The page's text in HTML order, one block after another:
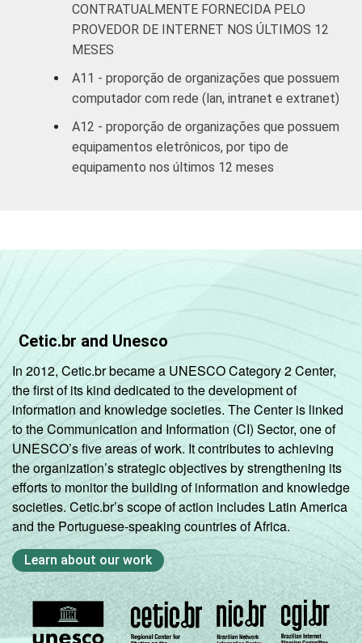
CONTRATUALMENTE FORNECIDA PELO
PROVEDOR DE INTERNET NOS ÚLTIMOS 12
MESES
A11 - proporção de organizações que possuem
computador com rede (lan, intranet e extranet)
A12 - proporção de organizações que possuem
equipamentos eletrônicos, por tipo de
equipamento nos últimos 12 meses
Cetic.br and Unesco
In 2012, Cetic.br became a UNESCO Category 2 Center,
the first of its kind dedicated to the development of
information and knowledge societies. The Center is linked
to the Communication and Information (CI) Sector, one of
UNESCO’s five areas of work. It contributes to achieving
the organization’s strategic objectives by strengthening its
efforts to monitor the building of information and knowledge
societies. Cetic.br’s scope of action includes Latin America
and the Portuguese-speaking countries of Africa.
Learn about our work